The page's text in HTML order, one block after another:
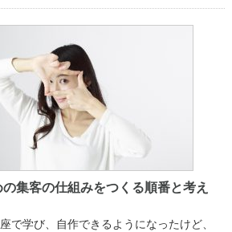
集客の仕組みをつくる順番と考え
で学び、自作できるようになったけど、